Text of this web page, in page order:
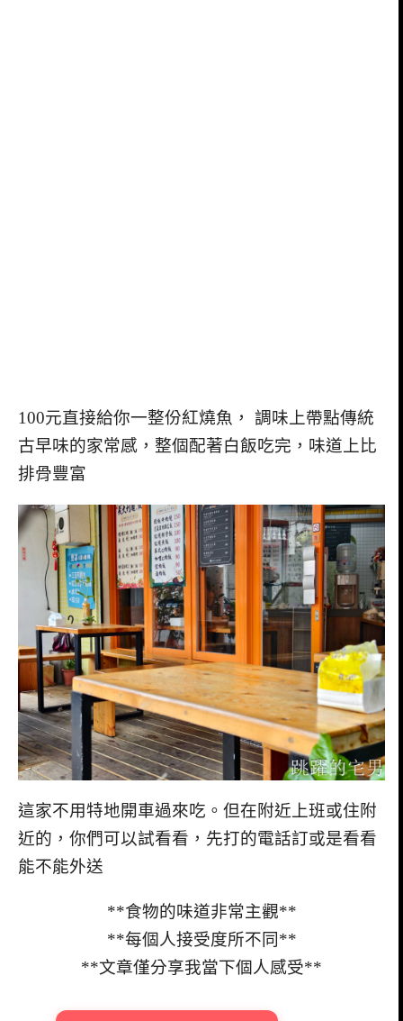
100元直接給你一整份紅燒魚， 調味上帶點傳統
古早味的家常感，整個配著白飯吃完，味道上比
排骨豐富
這家不用特地開車過來吃。但在附近上班或住附
近的，你們可以試看看，先打的電話訂或是看看
能不能外送
**食物的味道非常主觀**
**每個人接受度所不同**
**文章僅分享我當下個人感受**